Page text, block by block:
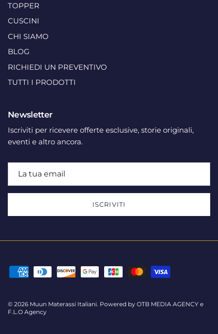
TOPPER
CUSCINI
CHI SIAMO
BLOG
RICHIEDI UN PREVENTIVO
TUTTI I PRODOTTI
Newsletter
Iscriviti per ricevere offerte esclusive, storie originali,
eventi e altro ancora.
ISCRIVITI
© 2026 Muun Materassi Italiani. Powered by OTB MEDIA AGENCY e
F.L.O Agency